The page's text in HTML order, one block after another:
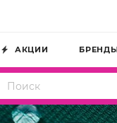
АКЦИИ